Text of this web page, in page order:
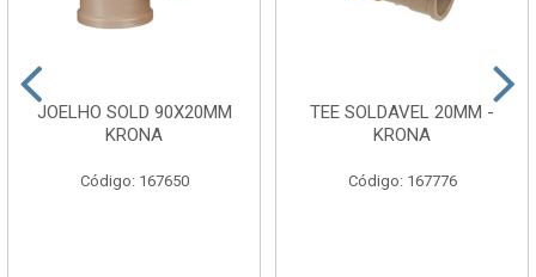
JOELHO SOLD 90X20MM
KRONA
Código: 167650
TEE SOLDAVEL 20MM -
KRONA
Código: 167776